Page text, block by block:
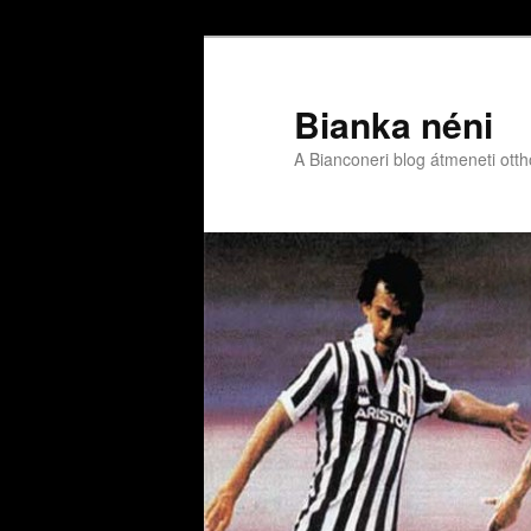
Bianka néni
A Bianconeri blog átmeneti